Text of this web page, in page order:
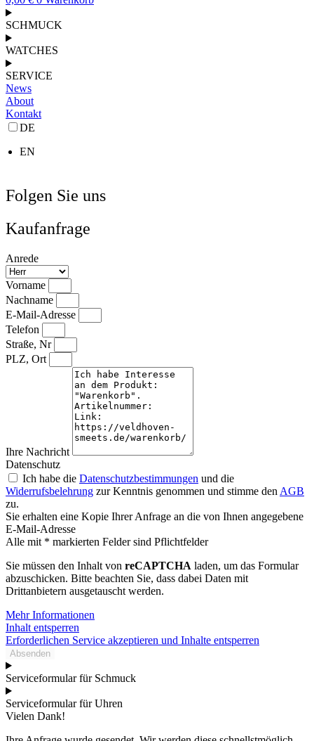
SCHMUCK
WATCHES
SERVICE
News
About
Kontakt
DE
EN
Folgen Sie uns
Kaufanfrage
Anrede
Vorname
Nachname
E-Mail-Adresse
Telefon
Straße, Nr
PLZ, Ort
Ihre Nachricht
Datenschutz
Ich habe die Datenschutzbestimmungen und die
Widerrufsbelehrung zur Kenntnis genommen und stimme den AGB
zu.
Sie erhalten eine Kopie Ihrer Anfrage an die von Ihnen angegebene
E-Mail-Adresse
Alle mit * markierten Felder sind Pflichtfelder
Sie müssen den Inhalt von reCAPTCHA laden, um das Formular
abzuschicken. Bitte beachten Sie, dass dabei Daten mit
Drittanbietern ausgetauscht werden.
Mehr Informationen
Inhalt entsperren
Erforderlichen Service akzeptieren und Inhalte entsperren
Absenden
Serviceformular für Schmuck
Serviceformular für Uhren
Vielen Dank!